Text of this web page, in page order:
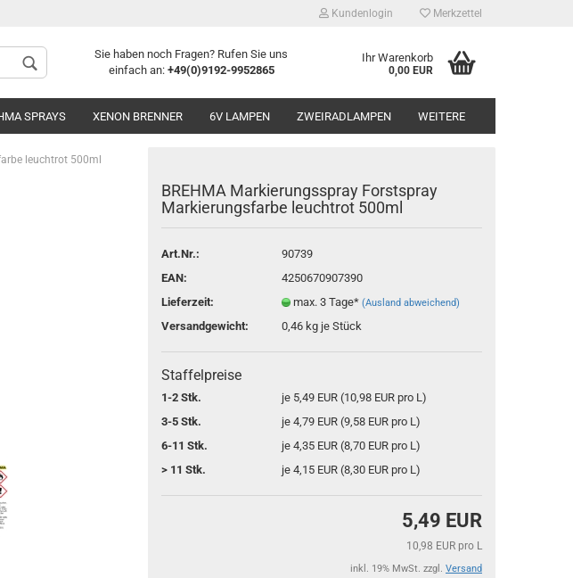
Kundenlogin
Konto erstellen
Passwort vergessen?
Merkzettel
Sie haben noch Fragen? Rufen Sie uns
einfach an: +49(0)9192-9952865
Ihr Warenkorb
0,00 EUR
28-33mm
35-37mm
41-44mm
SPRAYS XENON BRENNER 6V LAMPEN
P21W
Soffitten
ZWEIRADLAMPEN WEITERE
Sonstiges anzeigen
Saisonartikel
leuchtrot 500ml
BREHMA Markierungsspray Forstspray
Markierungsfarbe leuchtrot 500ml
Art.Nr.:
90739
EAN:
4250670907390
Lieferzeit:
max. 3 Tage* (Ausland abweichend)
Versandgewicht: 0,46 kg je Stück
Staffelpreise
1-2 Stk.
je 5,49 EUR (10,98 EUR pro L)
3-5 Stk.
je 4,79 EUR (9,58 EUR pro L)
6-11 Stk.
je 4,35 EUR (8,70 EUR pro L)
> 11 Stk.
je 4,15 EUR (8,30 EUR pro L)
5,49 EUR
10,98 EUR pro L
inkl. 19% MwSt. zzgl. Versand